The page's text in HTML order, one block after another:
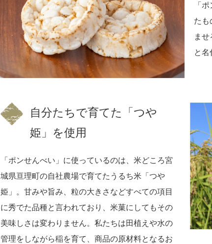
「
たも
ま
と名
自分たちで育てた「つや
姫」を使用
「ポンせんべい」に使っているのは、米どころ宮
城県亘理町の自社農場で育てたうるち米「つや
姫」。甘みや旨み、粒の大きさなどすべての項目
に秀でた品種と言われており、米菓にしてもその
美味しさは変わりません。私たちは田植えや水の
管理をしながら稲を育て、商品の原材料となるお